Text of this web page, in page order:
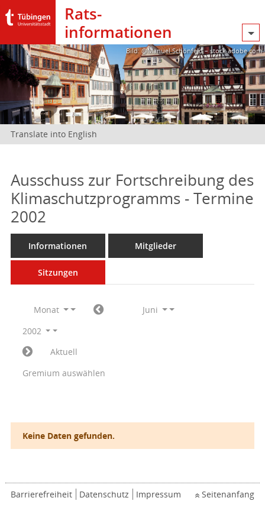
Rats­
informationen
Bild: @Manuel Schönfeld – stock.adobe.com
Translate into English
Ausschuss zur Fortschreibung des
Klimaschutzprogramms - Termine
2002
Informationen Mitglieder
Sitzungen
Monat
Juni
2002
Aktuell
Gremium auswählen
Keine Daten gefunden.
Barrierefreiheit Datenschutz Impressum Seitenanfang